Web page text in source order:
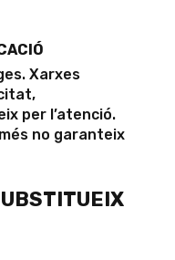
Xarxes
per l’atenció.
no garanteix